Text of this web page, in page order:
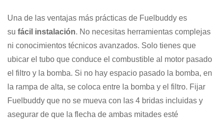
Una de las ventajas más prácticas de Fuelbuddy es
su fácil instalación. No necesitas herramientas complejas
ni conocimientos técnicos avanzados. Solo tienes que
ubicar el tubo que conduce el combustible al motor pasado
el filtro y la bomba. Si no hay espacio pasado la bomba, en
la rampa de alta, se coloca entre la bomba y el filtro. Fijar
Fuelbuddy que no se mueva con las 4 bridas incluidas y
asegurar de que la flecha de ambas mitades esté